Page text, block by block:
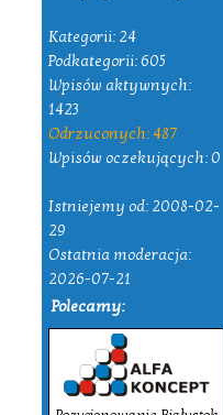
Kategorii: 24
Podkategorii: 605
Wpisów aktywnych:
1423
Odrzuconych: 487
Wpisów oczekujących: 0
Istniejemy od: 2008-02-
29
Ostatnia moderacja:
2026-07-21
Polecamy: